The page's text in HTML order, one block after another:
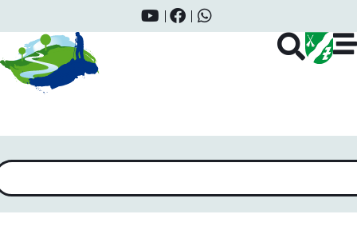
Weinseminar: Große Rotweine
Burgunds